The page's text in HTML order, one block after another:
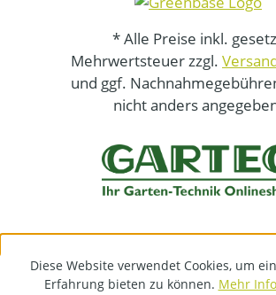
* Alle Preise inkl.
Mehrwertsteuer zzgl.
und ggf.
nicht anders
Diese Website verwendet Cookies, um
Erfahrung bieten zu können. Mehr